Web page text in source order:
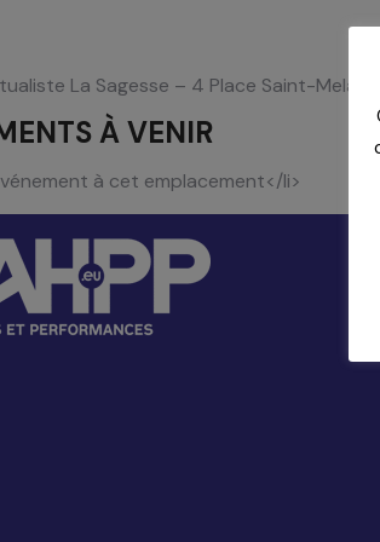
La Sagesse – 4 Place Saint-
À VENIR
à cet emplacement</li>